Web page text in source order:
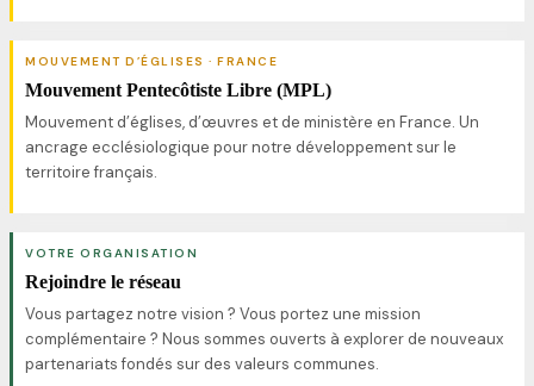
MOUVEMENT D’ÉGLISES · FRANCE
Mouvement Pentecôtiste Libre (MPL)
Mouvement d’églises, d’œuvres et de ministère en France. Un
ancrage ecclésiologique pour notre développement sur le
territoire français.
VOTRE ORGANISATION
Rejoindre le réseau
Vous partagez notre vision ? Vous portez une mission
complémentaire ? Nous sommes ouverts à explorer de nouveaux
partenariats fondés sur des valeurs communes.